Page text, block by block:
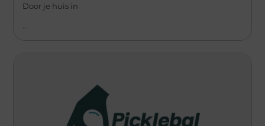
Door je huis in
...